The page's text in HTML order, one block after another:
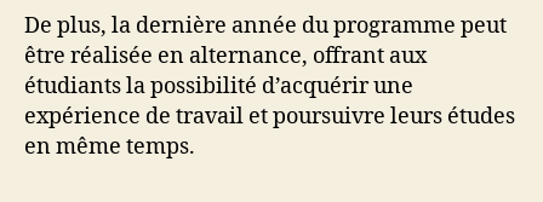
De plus, la dernière année du programme peut
être réalisée en alternance, offrant aux
étudiants la possibilité d’acquérir une
expérience de travail et poursuivre leurs études
en même temps.